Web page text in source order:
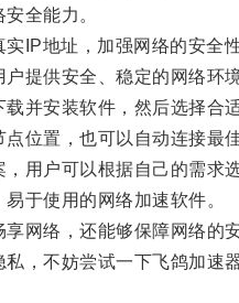
全能力。
地址，加强网络的安全
供安全、稳定的网络环境
安装软件，然后选择合适
置，也可以自动连接最佳
户可以根据自己的需求选
于使用的网络加速软件。
络，还能够保障网络的安
不妨尝试一下飞鸽加速器